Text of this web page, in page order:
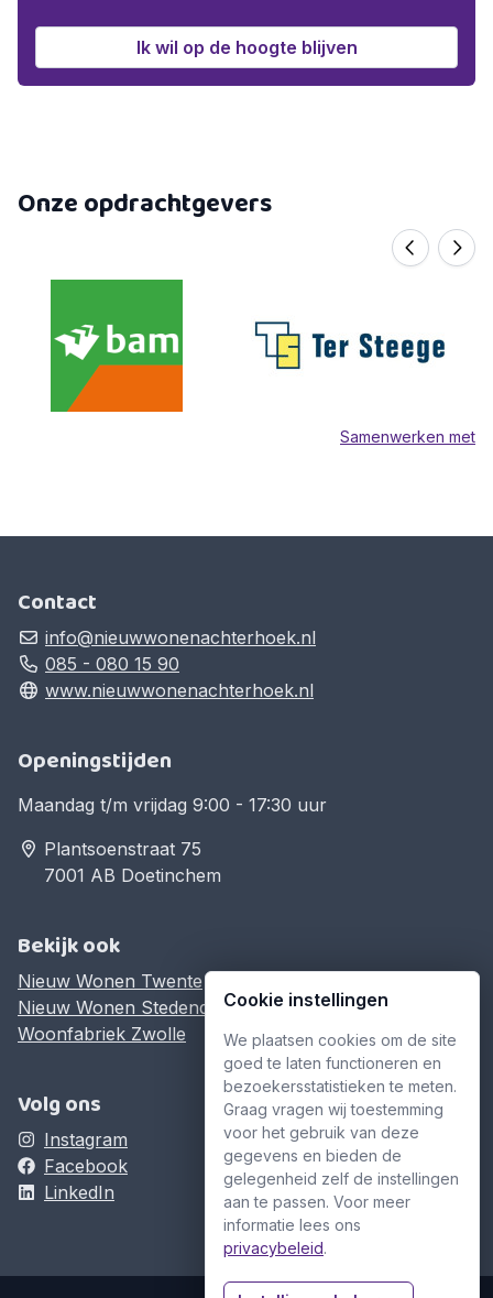
Ik wil op de hoogte blijven
Onze opdrachtgevers
Samenwerken met
Contact
info@nieuwwonenachterhoek.nl
085 - 080 15 90
www.nieuwwonenachterhoek.nl
Openingstijden
Maandag t/m vrijdag 9:00 - 17:30 uur
Plantsoenstraat 75
7001 AB Doetinchem
Bekijk ook
Nieuw Wonen Twente
Nieuw Wonen Stedendriehoek
Woonfabriek Zwolle
Volg ons
Instagram
Facebook
LinkedIn
Cookie instellingen
We plaatsen cookies om de site
goed te laten functioneren en
bezoekersstatistieken te meten.
Graag vragen wij toestemming
voor het gebruik van deze
gegevens en bieden de
gelegenheid zelf de instellingen
aan te passen. Voor meer
informatie lees ons
privacybeleid.